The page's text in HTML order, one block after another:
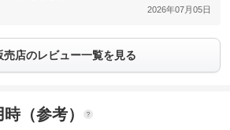
2026年07月05日
売店のレビュー一覧を見る
（参考）